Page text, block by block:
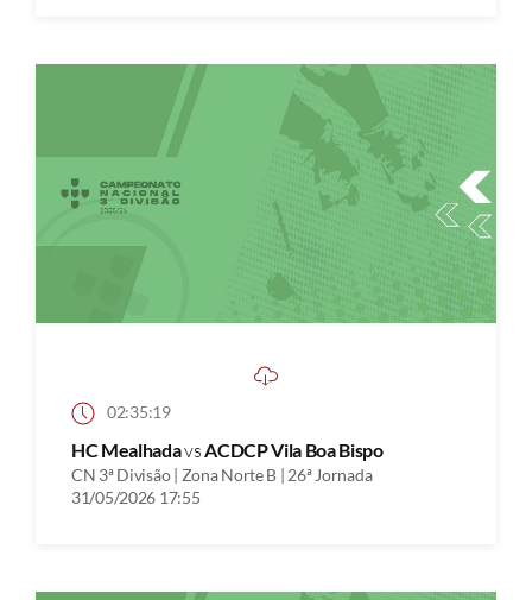
02:35:19
HC MealhadavsACDCP Vila Boa Bispo
CN 3ª Divisão | Zona Norte B | 26ª Jornada
31/05/2026 17:55